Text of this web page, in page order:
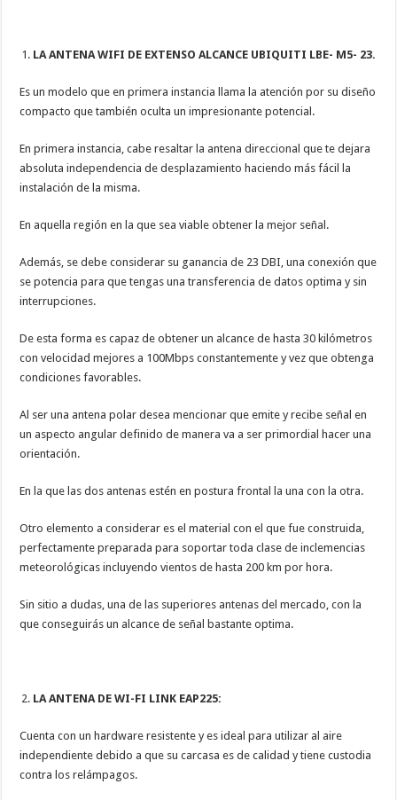
LA ANTENA WIFI DE EXTENSO ALCANCE UBIQUITI LBE- M5- 23.
Es un modelo que en primera instancia llama la atención por su diseño
compacto que también oculta un impresionante potencial.
En primera instancia, cabe resaltar la antena direccional que te dejara
absoluta independencia de desplazamiento haciendo más fácil la
instalación de la misma.
En aquella región en la que sea viable obtener la mejor señal.
Además, se debe considerar su ganancia de 23 DBI, una conexión que
se potencia para que tengas una transferencia de datos optima y sin
interrupciones.
De esta forma es capaz de obtener un alcance de hasta 30 kilómetros
con velocidad mejores a 100Mbps constantemente y vez que obtenga
condiciones favorables.
Al ser una antena polar desea mencionar que emite y recibe señal en
un aspecto angular definido de manera va a ser primordial hacer una
orientación.
En la que las dos antenas estén en postura frontal la una con la otra.
Otro elemento a considerar es el material con el que fue construida,
perfectamente preparada para soportar toda clase de inclemencias
meteorológicas incluyendo vientos de hasta 200 km por hora.
Sin sitio a dudas, una de las superiores antenas del mercado, con la
que conseguirás un alcance de señal bastante optima.
LA ANTENA DE WI-FI LINK EAP225:
Cuenta con un hardware resistente y es ideal para utilizar al aire
independiente debido a que su carcasa es de calidad y tiene custodia
contra los relámpagos.